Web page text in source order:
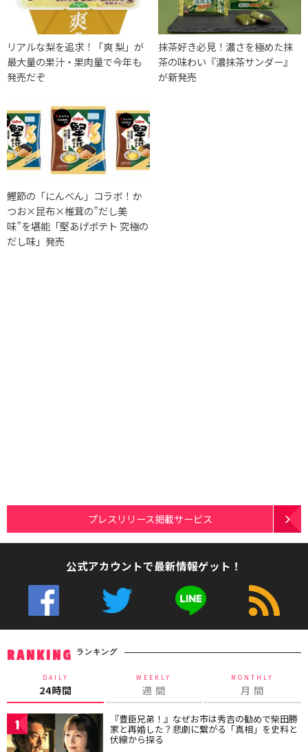
リアルな梨を追求！「爽 梨」が
最大量の果汁・果肉量で今年も
発売だぞ
抹茶好き必見！濃さを極めた抹
茶の味わい『濃抹茶サンダー』
が新発売
鰹節の「にんべん」コラボ！か
つお×昆布×椎茸の”だし美
味”を堪能「堅あげポテト 究極の
だし味」発売
プレスリリース掲載サービス
公式アカウントで最新情報ゲット！
RANKING ランキング
DAILY
24時間
WEEKLY
週 間
MONTHLY
月 間
1 『豊臣兄弟！』なぜお市は秀吉の勧めで柴田勝
家と再婚した？悲劇に繋がる「真相」を史料と
伏線から探る